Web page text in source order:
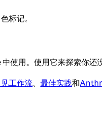
标记。
使用。使用它来探索你还
工作流、 最佳实践和